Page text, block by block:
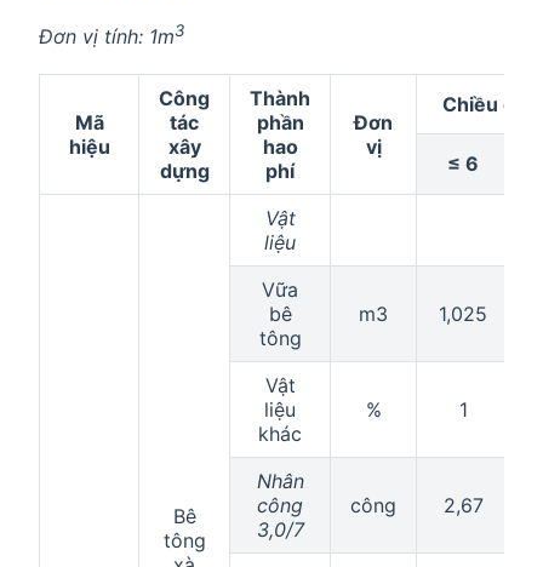
Đơn vị tính: 1m3
Mã
hiệu
Công
tác
xây
dựng
Thành
phần
hao
phí
Đơn
vị
Chiều
≤ 6
Bê
tông
Vật
liệu
Vữa
bê
tông
m3 1,025
Vật
liệu
khác
% 1
Nhân
công
3,0/7
công 2,67